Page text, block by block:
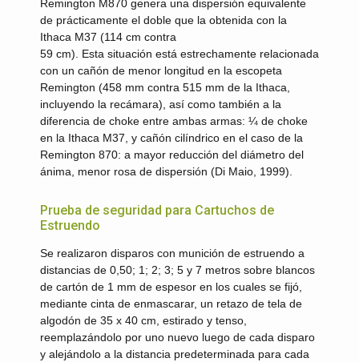
Remington M870 genera una dispersión equivalente
de prácticamente el doble que la obtenida con la
Ithaca M37 (114 cm contra
59 cm). Esta situación está estrechamente relacionada
con un cañón de menor longitud en la escopeta
Remington (458 mm contra 515 mm de la Ithaca,
incluyendo la recámara), así como también a la
diferencia de choke entre ambas armas: ¼ de choke
en la Ithaca M37, y cañón cilíndrico en el caso de la
Remington 870: a mayor reducción del diámetro del
ánima, menor rosa de dispersión (Di Maio, 1999).
Prueba de seguridad para Cartuchos de
Estruendo
Se realizaron disparos con munición de estruendo a
distancias de 0,50; 1; 2; 3; 5 y 7 metros sobre blancos
de cartón de 1 mm de espesor en los cuales se fijó,
mediante cinta de enmascarar, un retazo de tela de
algodón de 35 x 40 cm, estirado y tenso,
reemplazándolo por uno nuevo luego de cada disparo
y alejándolo a la distancia predeterminada para cada